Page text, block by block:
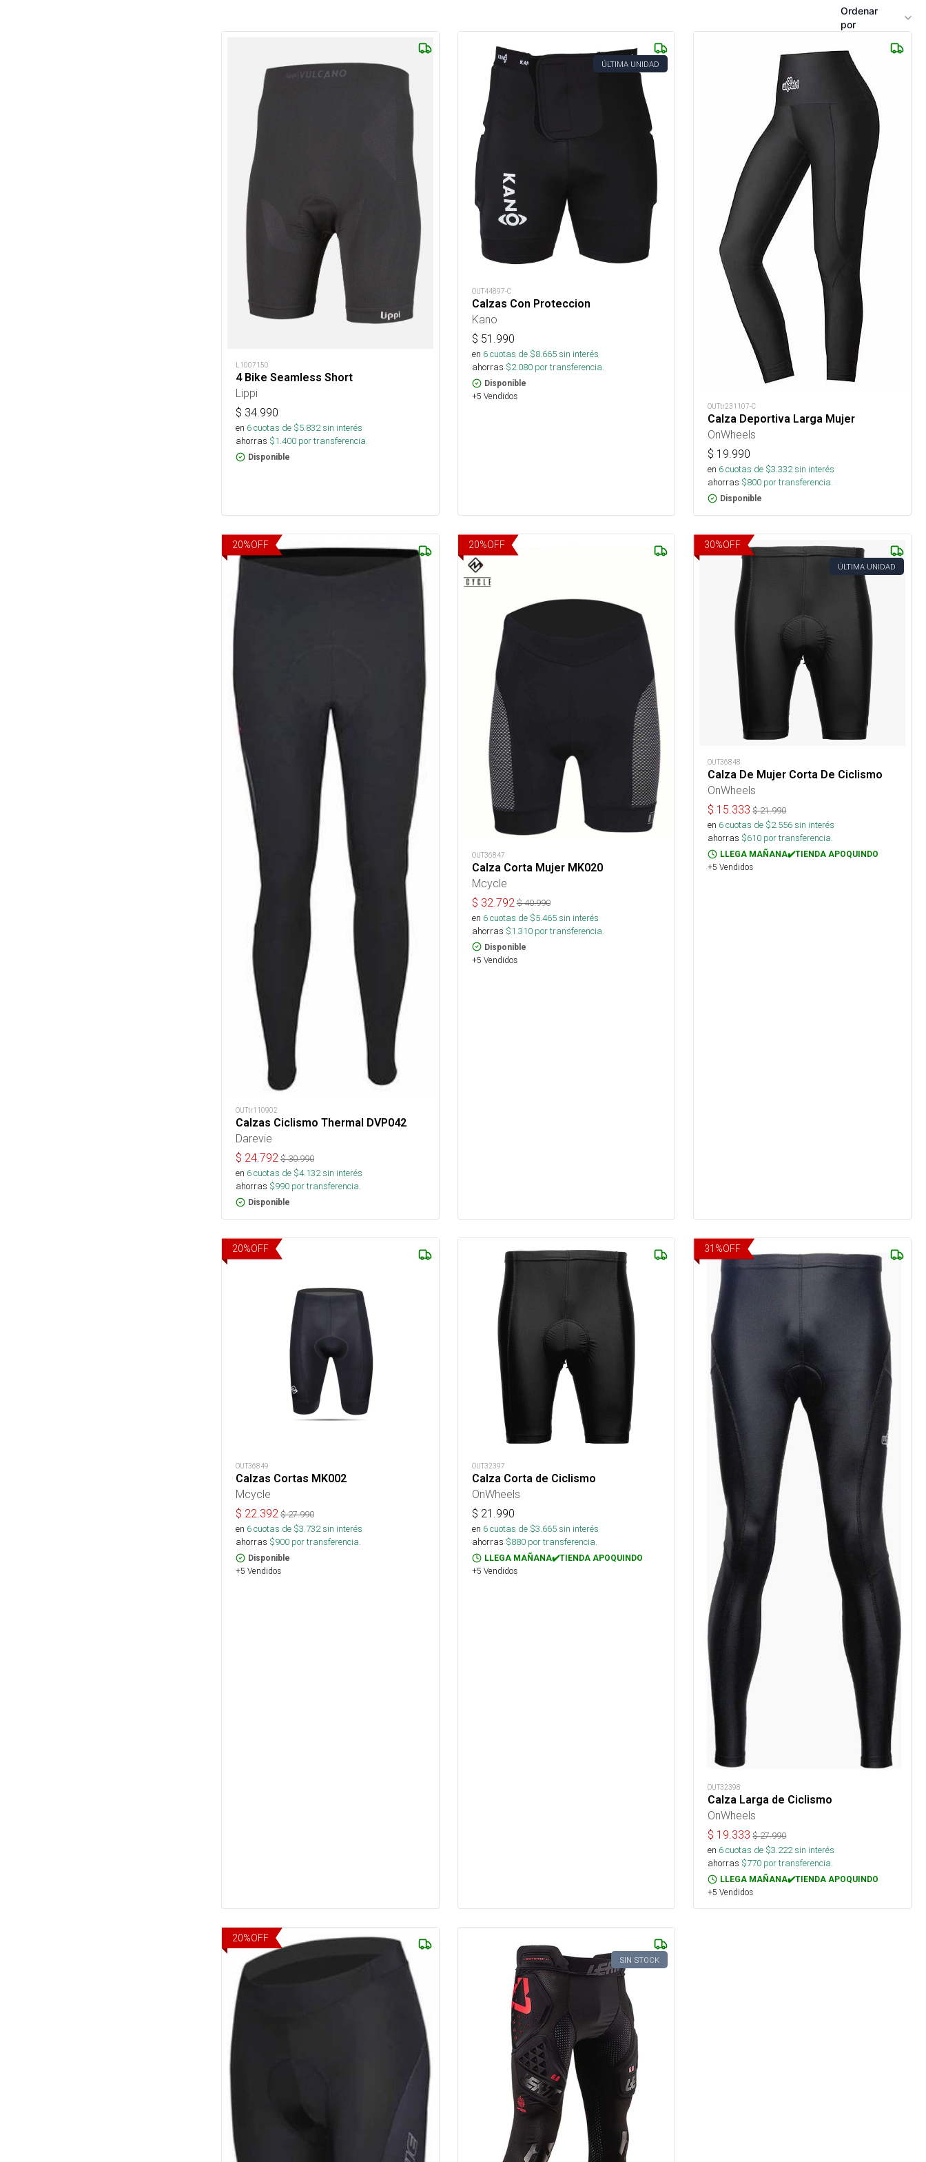
Ordenar
por
L1007150
4 Bike Seamless Short
Lippi
$ 34.990
en 6cuotas de $5.832sin interés
ahorras $1.400 por transferencia.
Disponible
ÚLTIMA UNIDAD
OUT44897-C
Calzas Con Proteccion
Kano
$ 51.990
en 6cuotas de $8.665sin interés
ahorras $2.080por transferencia.
Disponible
+5 Vendidos
OUTtr231107-C
Calza Deportiva Larga Mujer
OnWheels
$ 19.990
en 6cuotas de $3.332sin interés
ahorras $800 por transferencia.
Disponible
20%OFF
OUTtr110902
Calzas Ciclismo Thermal DVP042
Darevie
$ 24.792 $30.990
en 6cuotas de $4.132sin interés
ahorras $990 por transferencia.
Disponible
20%OFF
OUT36847
Calza Corta Mujer MK020
Mcycle
$ 32.792 $40.990
en 6cuotas de $5.465sin interés
ahorras $1.310por transferencia.
Disponible
+5 Vendidos
30%OFF
ÚLTIMA UNIDAD
OUT36848
Calza De Mujer Corta De Ciclismo
OnWheels
$ 15.333 $21.990
en 6cuotas de $2.556sin interés
ahorras $610 por transferencia.
LLEGA MAÑANA✔️TIENDA APOQUINDO
+5 Vendidos
20%OFF
OUT36849
Calzas Cortas MK002
Mcycle
$ 22.392 $27.990
en 6cuotas de $3.732sin interés
ahorras $900 por transferencia.
Disponible
+5 Vendidos
OUT32397
Calza Corta de Ciclismo
OnWheels
$ 21.990
en 6cuotas de $3.665sin interés
ahorras $880por transferencia.
LLEGA MAÑANA✔️TIENDA APOQUINDO
+5 Vendidos
31 %OFF
OUT32398
Calza Larga de Ciclismo
OnWheels
$ 19.333 $27.990
en 6cuotas de $3.222sin interés
ahorras $770 por transferencia.
LLEGA MAÑANA✔️TIENDA APOQUINDO
+5 Vendidos
20%OFF
SIN STOCK